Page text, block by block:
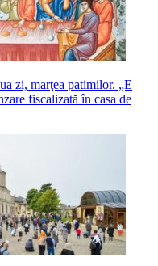
zi, marţea patimilor. „E
fiscalizată în casa de